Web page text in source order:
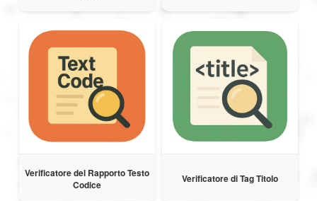
Verificatore del Rapporto Testo
Codice
Verificatore di Tag Titolo